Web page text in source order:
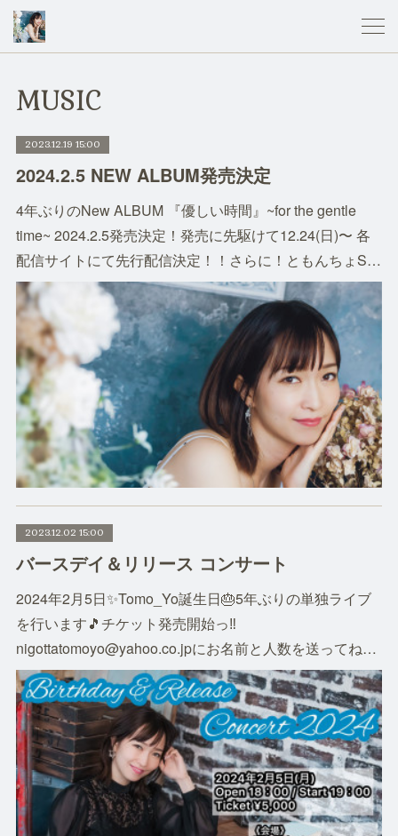
MUSIC
2023.12.19 15:00
2024.2.5 NEW ALBUM発売決定
4年ぶりのNew ALBUM 『優しい時間』~for the gentle
time~ 2024.2.5発売決定！発売に先駆けて12.24(日)〜 各
配信サイトにて先行配信決定！！さらに！ともんちょS…
2023.12.02 15:00
バースデイ＆リリース コンサート
2024年2月5日✨Tomo_Yo誕生日🎂5年ぶりの単独ライブ
を行います🎵チケット発売開始っ‼️
nigottatomoyo@yahoo.co.jpにお名前と人数を送ってね…